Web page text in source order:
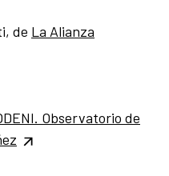
de La Alianza
Observatorio de